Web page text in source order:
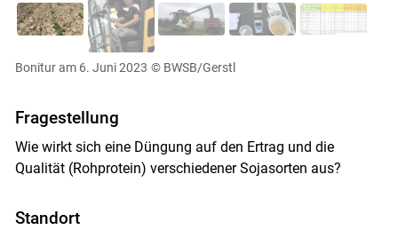
Bonitur am 6. Juni 2023 © BWSB/Gerstl
Fragestellung
Wie wirkt sich eine Düngung auf den Ertrag und die
Qualität (Rohprotein) verschiedener Sojasorten aus?
Standort